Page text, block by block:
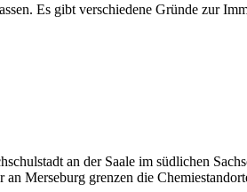
Es gibt verschiedene Gründe zur
an der Saale im südlichen
Merseburg grenzen die